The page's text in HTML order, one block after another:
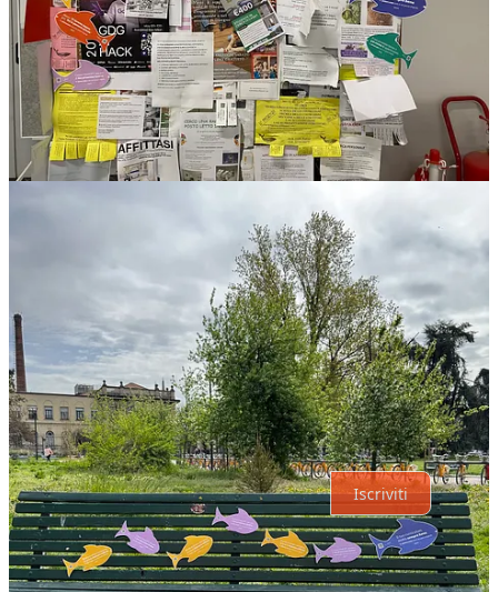
Condividi
Precedente
Avanti
Discussione su questo Post
Il meglio di Ultime Discussioni
Nessun post
Assolutamente, procediamo.
Iscriviti
© 2026 Joinrs·Privacy∙Condizioni∙Notifica di raccolta
Crea il tuo Substack
Scarica l'app